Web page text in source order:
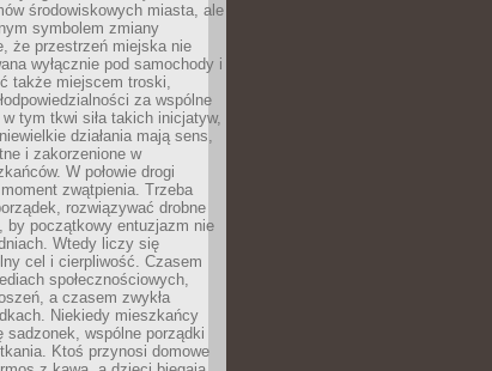
środowiskowych miasta, ale
symbolem zmiany
że przestrzeń miejska nie
wyłącznie pod samochody i
także miejscem troski,
za wspólne
tym tkwi siła takich inicjatyw,
działania mają sens,
i zakorzenione w
W połowie drogi
zwątpienia. Trzeba
rozwiązywać drobne
by początkowy entuzjazm nie
Wtedy liczy się
cel i cierpliwość. Czasem
społecznościowych,
a czasem zwykła
Niekiedy mieszkańcy
sadzonek, wspólne porządki
Ktoś przynosi domowe